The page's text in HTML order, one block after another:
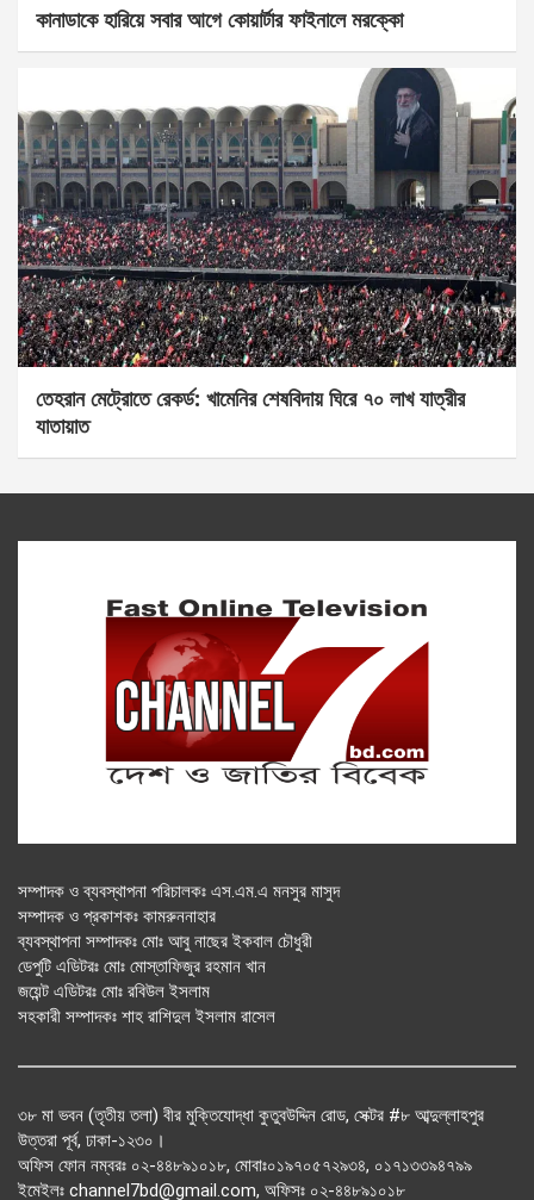
কানাডাকে হারিয়ে সবার আগে কোয়ার্টার ফাইনালে মরক্কো
তেহরান মেট্রোতে রেকর্ড: খামেনির শেষবিদায় ঘিরে ৭০ লাখ যাত্রীর
যাতায়াত
সম্পাদক ও ব্যবস্থাপনা পরিচালকঃ এস.এম.এ মনসুর মাসুদ
সম্পাদক ও প্রকাশকঃ কামরুননাহার
ব্যবস্থাপনা সম্পাদকঃ মোঃ আবু নাছের ইকবাল চৌধুরী
ডেপুটি এডিটরঃ মোঃ মোস্তাফিজুর রহমান খান
জয়েন্ট এডিটরঃ মোঃ রবিউল ইসলাম
সহকারী সম্পাদকঃ শাহ রাশিদুল ইসলাম রাসেল
৩৮ মা ভবন (তৃতীয় তলা) বীর মুক্তিযোদ্ধা কুতুবউদ্দিন রোড, সেক্টর #৮ আব্দুল্লাহপুর
উত্তরা পূর্ব, ঢাকা-১২৩০।
অফিস ফোন নম্বরঃ ০২-৪৪৮৯১০১৮, মোবাঃ০১৯৭০৫৭২৯৩৪, ০১৭১৩৩৯৪৭৯৯
ইমেইলঃ channel7bd@gmail.com, অফিসঃ ০২-৪৪৮৯১০১৮